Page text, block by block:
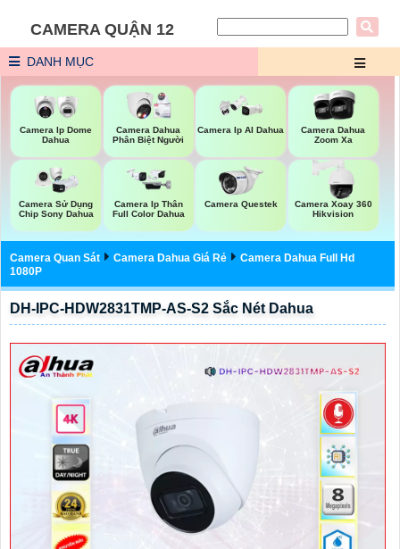
CAMERA QUẬN 12
DANH MỤC
Camera Ip Dome
Dahua
Camera Dahua
Phân Biệt Người
Camera Ip AI Dahua
Camera Dahua
Zoom Xa
Camera Sử Dụng
Chip Sony Dahua
Camera Ip Thân
Full Color Dahua
Camera Questek
Camera Xoay 360
Hikvision
Camera Quan Sát Camera Dahua Giá Rẻ
Camera Dahua Full Hd
1080P
DH-IPC-HDW2831TMP-AS-S2 Sắc Nét Dahua